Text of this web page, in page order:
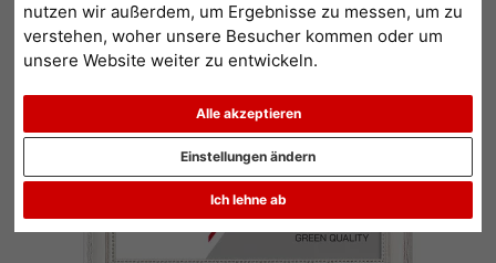
nutzen wir außerdem, um Ergebnisse zu messen, um zu
verstehen, woher unsere Besucher kommen oder um
unsere Website weiter zu entwickeln.
Alle akzeptieren
Ich lehne ab
Einstellungen ändern